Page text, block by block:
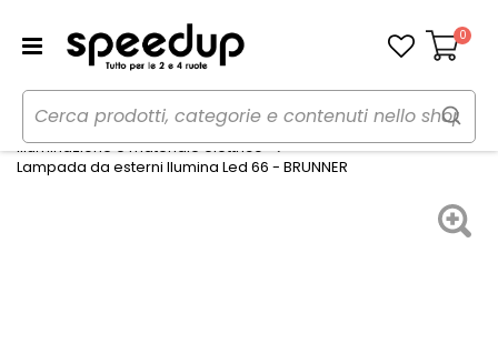
Carrello
0
Home OUTDOOR
Camper
Illuminazione e materiale elettrico
Lampada da esterni Ilumina Led 66 - BRUNNER